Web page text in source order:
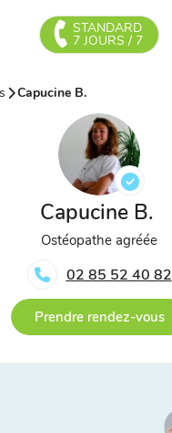
STANDARD
7 JOURS / 7
Capucine B.
Capucine B.
Ostéopathe agréée
02 85 52 40 82
Prendre rendez-vous